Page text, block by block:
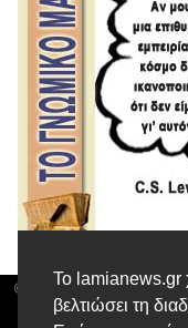
Το lamianews.gr
βελτιώσει τη
© Lamia News |
22310